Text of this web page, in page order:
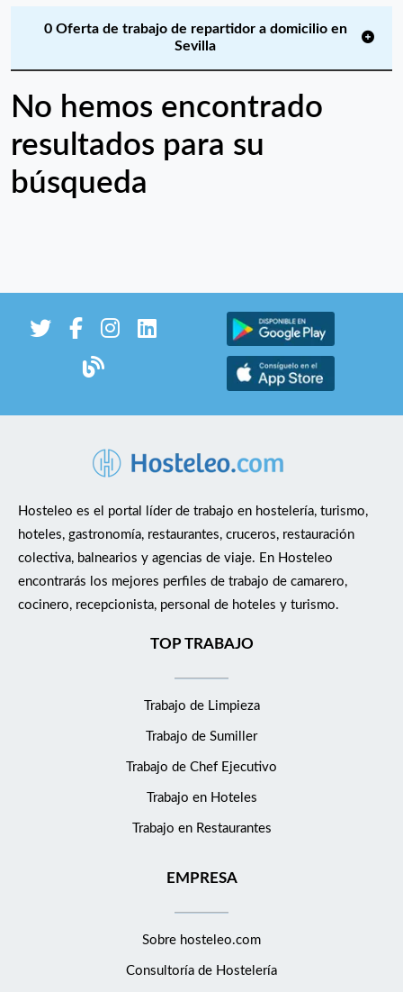
0 Oferta de trabajo de repartidor a domicilio en
Sevilla
No hemos encontrado
resultados para su
búsqueda
Hosteleo es el portal líder de trabajo en hostelería, turismo,
hoteles, gastronomía, restaurantes, cruceros, restauración
colectiva, balnearios y agencias de viaje. En Hosteleo
encontrarás los mejores perfiles de trabajo de camarero,
cocinero, recepcionista, personal de hoteles y turismo.
TOP TRABAJO
Trabajo de Limpieza
Trabajo de Sumiller
Trabajo de Chef Ejecutivo
Trabajo en Hoteles
Trabajo en Restaurantes
EMPRESA
Sobre hosteleo.com
Consultoría de Hostelería